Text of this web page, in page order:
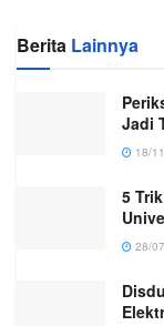
Berita Lainnya
Jadi
18/
5
28/